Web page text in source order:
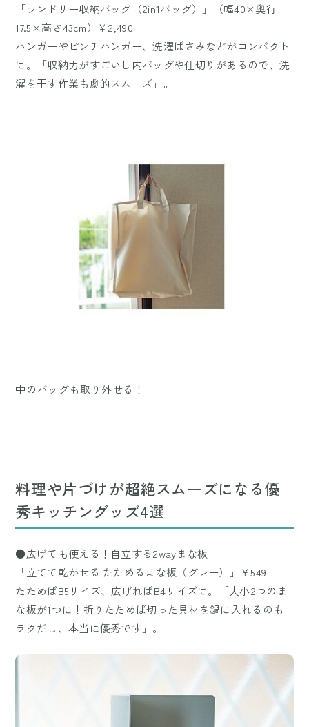
「ランドリー収納バッグ（2in1バッグ）」（幅40×奥行
17.5×高さ43cm）￥2,490
ハンガーやピンチハンガー、洗濯ばさみなどがコンパクト
に。「収納力がすごいし内バッグや仕切りがあるので、洗
濯を干す作業も劇的スムーズ」。
中のバッグも取り外せる！
料理や片づけが超絶スムーズになる優
秀キッチングッズ4選
●広げても使える！自立する2wayまな板
「立てて乾かせる たためるまな板（グレー）」￥549
たためばB5サイズ、広げればB4サイズに。「大小2つのま
な板が1つに！折りたためば切った具材を鍋に入れるのも
ラクだし、本当に優秀です」。